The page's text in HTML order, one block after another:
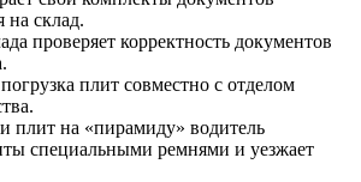
на склад.
проверяет корректность документов
плит совместно с отделом
плит на «пирамиду» водитель
специальными ремнями и уезжает